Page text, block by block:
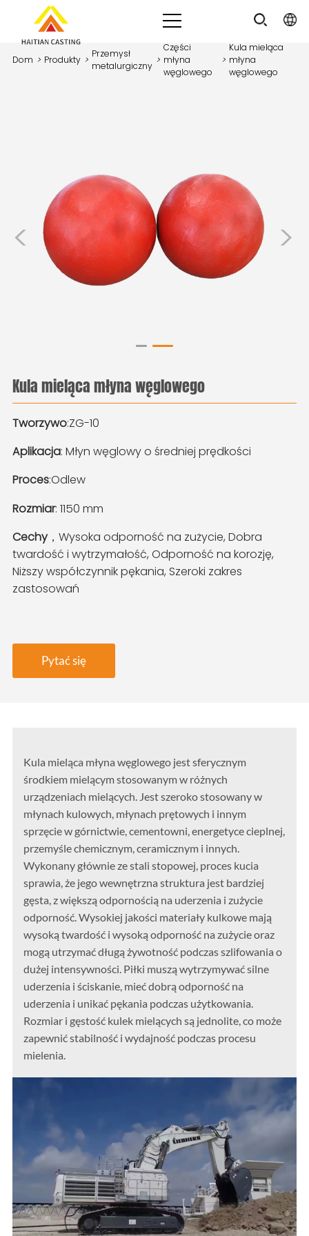
Dom > Produkty >
Przemysł
metalurgiczny
>
Części
młyna
węglowego
>
Kula mieląca
młyna
węglowego
>
<
Kula mieląca młyna węglowego
Tworzywo:ZG-10
Aplikacja: Młyn węglowy o średniej prędkości
Proces:Odlew
Rozmiar: 1150 mm
Cechy，Wysoka odporność na zużycie, Dobra
twardość i wytrzymałość, Odporność na korozję,
Niższy współczynnik pękania, Szeroki zakres
zastosowań
Pytać się
Kula mieląca młyna węglowego jest sferycznym
środkiem mielącym stosowanym w różnych
urządzeniach mielących. Jest szeroko stosowany w
młynach kulowych, młynach prętowych i innym
sprzęcie w górnictwie, cementowni, energetyce cieplnej,
przemyśle chemicznym, ceramicznym i innych.
Wykonany głównie ze stali stopowej, proces kucia
sprawia, że ​​jego wewnętrzna struktura jest bardziej
gęsta, z większą odpornością na uderzenia i zużycie
odporność. Wysokiej jakości materiały kulkowe mają
wysoką twardość i wysoką odporność na zużycie oraz
mogą utrzymać długą żywotność podczas szlifowania o
dużej intensywności. Piłki muszą wytrzymywać silne
uderzenia i ściskanie, mieć dobrą odporność na
uderzenia i unikać pękania podczas użytkowania.
Rozmiar i gęstość kulek mielących są jednolite, co może
zapewnić stabilność i wydajność podczas procesu
mielenia.